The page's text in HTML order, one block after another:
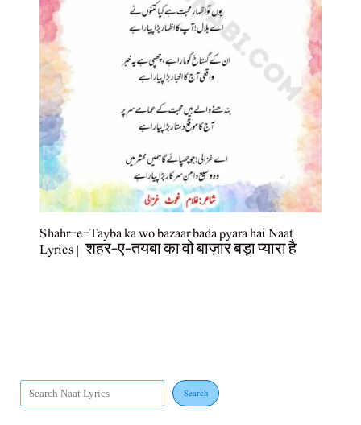
Shahr-e-Tayba ka wo bazaar bada pyara hai Naat
Lyrics || शहर-ए-तयबा का वो बाज़ार बड़ा प्यारा है
Search